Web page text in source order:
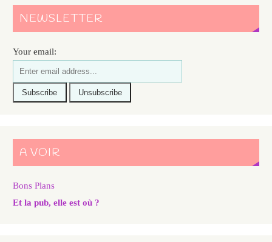
NEWSLETTER
Your email:
A VOIR
Bons Plans
Et la pub, elle est où ?